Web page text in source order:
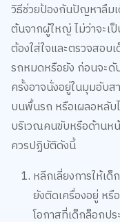
วิธีช่วยป้องกันปัญหาลืม
ต้นจากผู้ใหญ่ ไม่ว่าจะ
ต้องใส่ใจและตรวจสอบ
รถหมดหรือยัง ก่อนจะดั
ครั้งอาจนั่งอยู่ในมุมอับส
บนพื้นรถ หรือเผลอหลับ
บริเวณคนขับหรือด้านห
ควรปฏิบัติดังนี้
หลีกเลี่ยงการให้เ
ยังติดเครื่องอยู่ หรื
โอกาสที่เด็กล็อกป